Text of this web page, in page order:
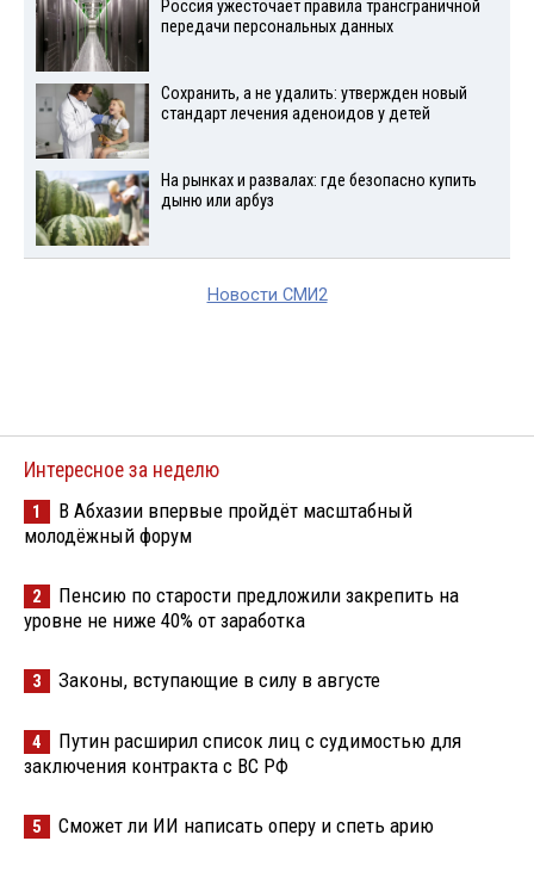
Россия ужесточает правила трансграничной
передачи персональных данных
Сохранить, а не удалить: утвержден новый
стандарт лечения аденоидов у детей
На рынках и развалах: где безопасно купить
дыню или арбуз
Новости СМИ2
Интересное за неделю
1
В Абхазии впервые пройдёт масштабный
молодёжный форум
2
Пенсию по старости предложили закрепить на
уровне не ниже 40% от заработка
3 Законы, вступающие в силу в августе
4
Путин расширил список лиц с судимостью для
заключения контракта с ВС РФ
5 Сможет ли ИИ написать оперу и спеть арию